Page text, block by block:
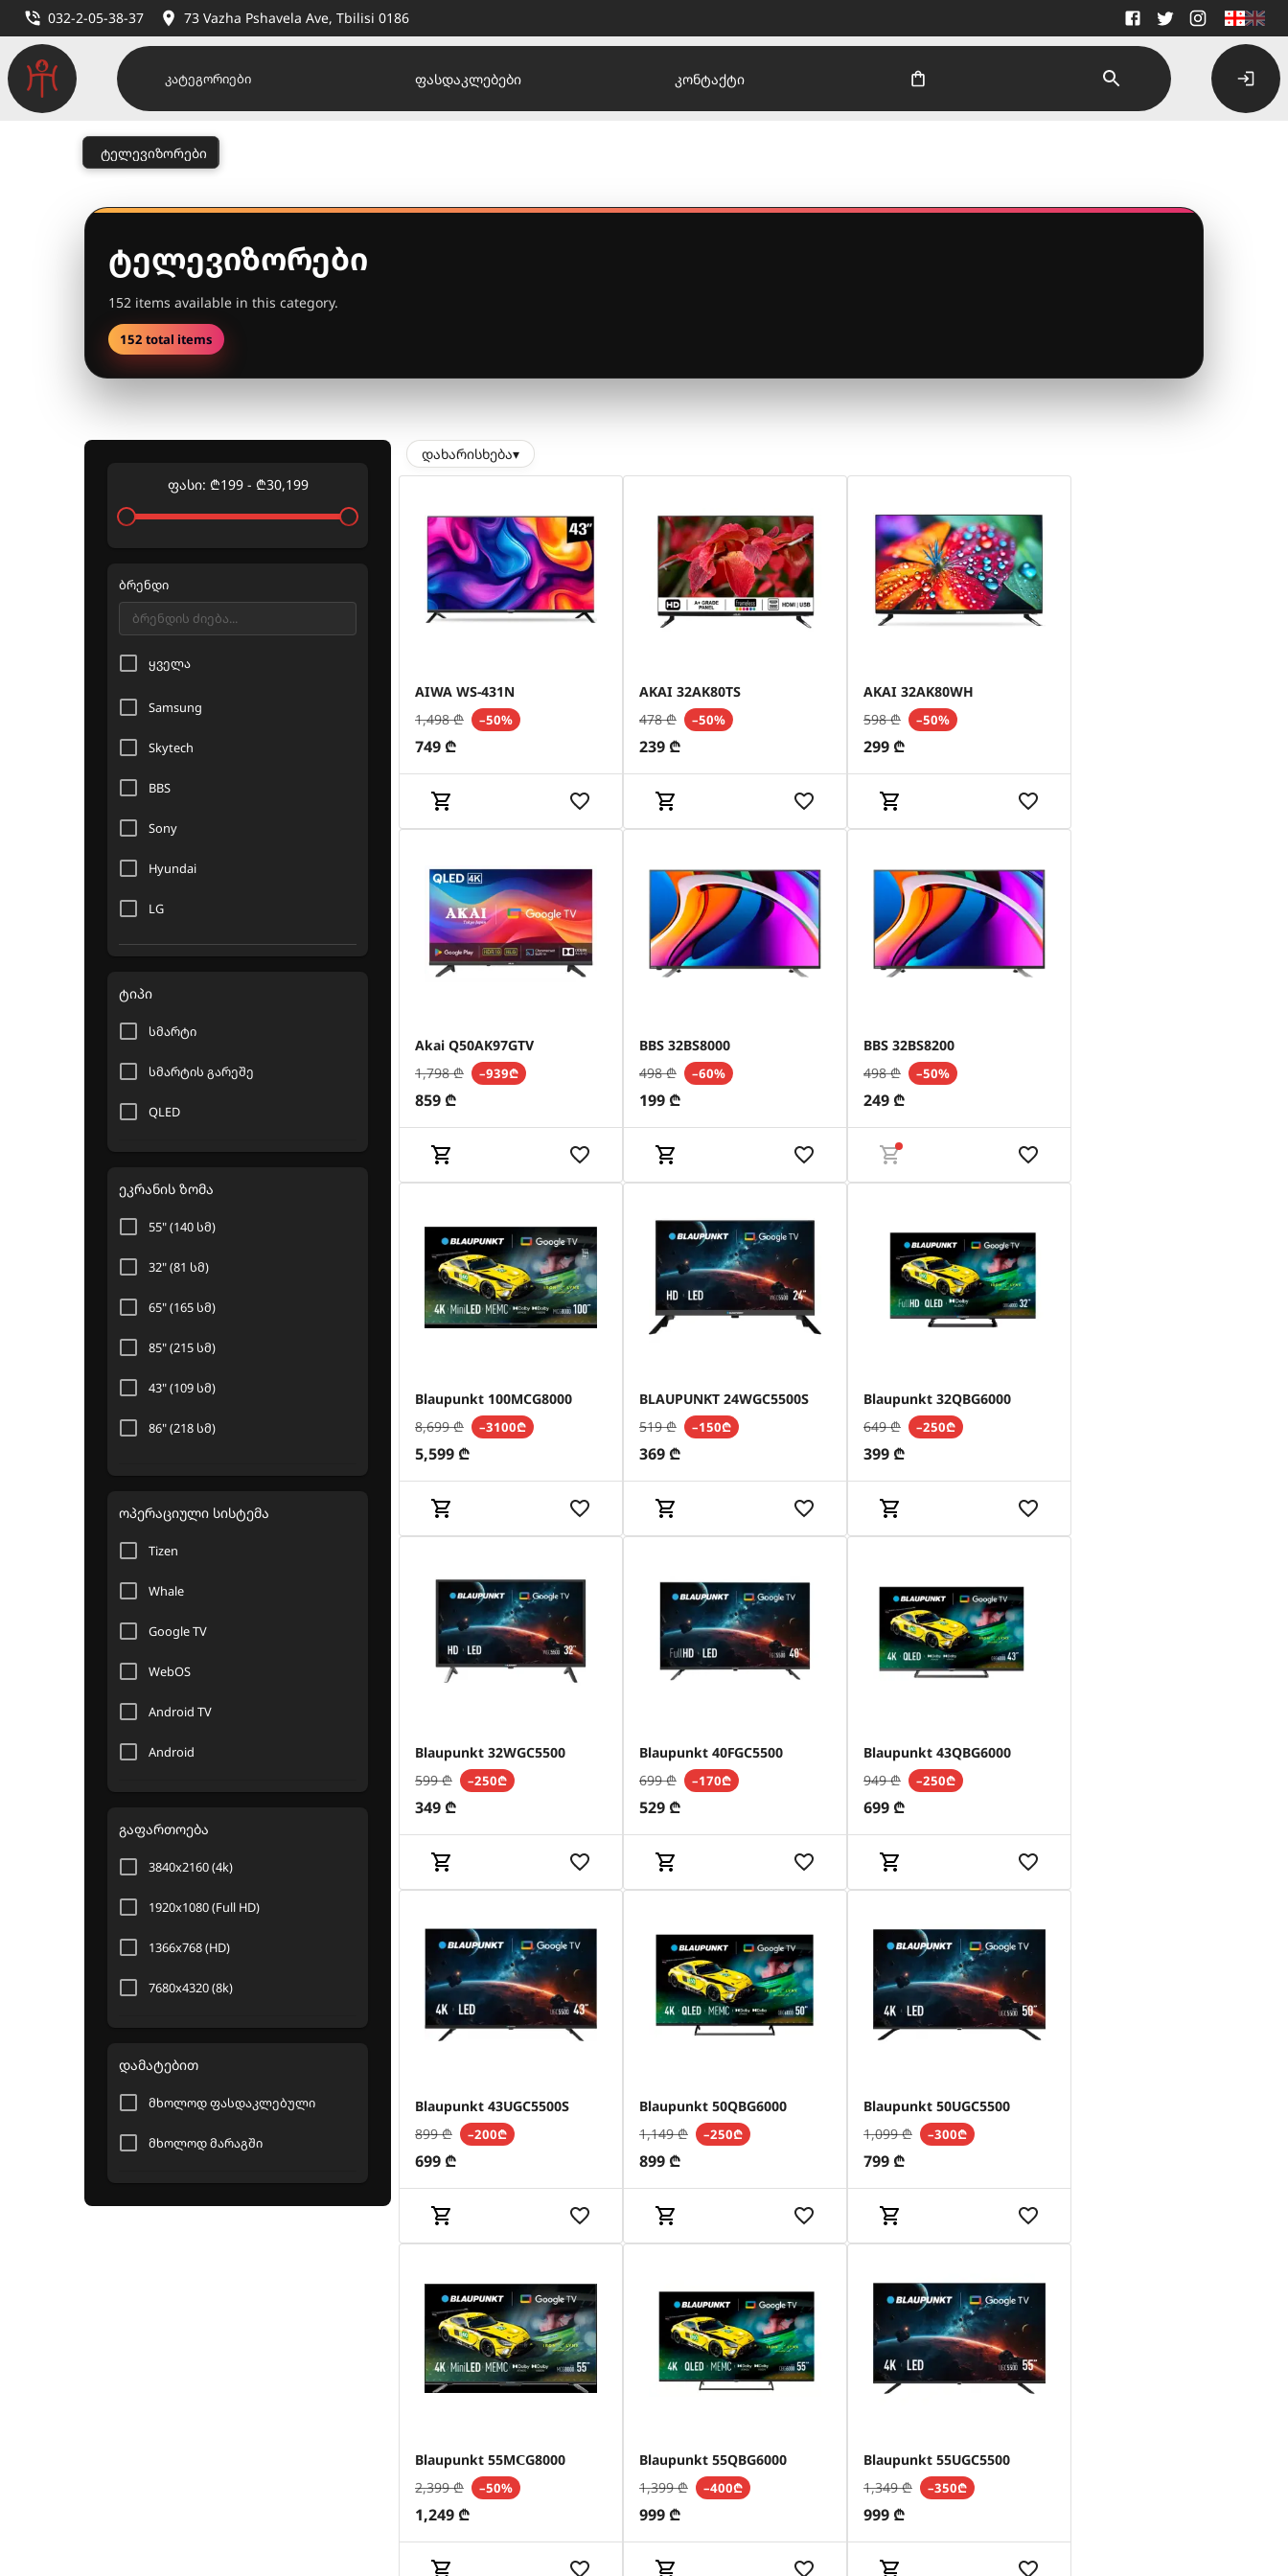
032-2-05-38-37 73 Vazha Pshavela Ave, Tbilisi 0186
კატეგორიები ფასდაკლებები კონტაქტი
ტელევიზორები
ტელევიზორები
152 items available in this category.
152 total items
ფასი: ₾199- ₾30,199
ბრენდი
ყველა
Samsung
Skytech
BBS
Sony
Hyundai
LG
Marazzi
Akai
Blaupunkt
Graetz
Aiwa
SkyTech
TCL
Panasonic
SONY
ტიპი
სმარტი
სმარტის გარეშე
QLED
ეკრანის ზომა
55" (140 სმ)
32" (81 სმ)
65" (165 სმ)
85" (215 სმ)
43" (109 სმ)
86" (218 სმ)
50" (127 სმ)
70" (177 სმ)
77" (195 სმ)
75" (190 სმ)
24" (61 სმ)
83" (210 სმ)
48" (121 სმ)
100" (254 სმ)
75" (175 სმ)
98" (248 სმ)
ოპერაციული სისტემა
Tizen
Whale
Google TV
WebOS
Android TV
Android
გაფართოება
3840x2160 (4k)
1920x1080 (Full HD)
1366x768 (HD)
7680x4320 (8k)
დამატებით
მხოლოდ ფასდაკლებული
მხოლოდ მარაგში
დახარისხება▾
AIWA WS-431N
1,498₾ –50%
749 ₾
AKAI 32AK80TS
478₾ –50%
239 ₾
AKAI 32AK80WH
598₾ –50%
299 ₾
Akai Q50AK97GTV
1,798₾ –939₾
859 ₾
BBS 32BS8000
498₾ –60%
199 ₾
BBS 32BS8200
498₾ –50%
249 ₾
Blaupunkt 100MCG8000
8,699₾ –3100₾
5,599 ₾
BLAUPUNKT 24WGC5500S
519₾ –150₾
369 ₾
Blaupunkt 32QBG6000
649₾ –250₾
399 ₾
Blaupunkt 32WGC5500
599₾ –250₾
349 ₾
Blaupunkt 40FGC5500
699₾ –170₾
529 ₾
Blaupunkt 43QBG6000
949₾ –250₾
699 ₾
Blaupunkt 43UGC5500S
899₾ –200₾
699 ₾
Blaupunkt 50QBG6000
1,149₾ –250₾
899 ₾
Blaupunkt 50UGC5500
1,099₾ –300₾
799 ₾
Blaupunkt 55MСG8000
2,399₾ –50%
1,249 ₾
Blaupunkt 55QBG6000
1,399₾ –400₾
999 ₾
Blaupunkt 55UGC5500
1,349₾ –350₾
999 ₾